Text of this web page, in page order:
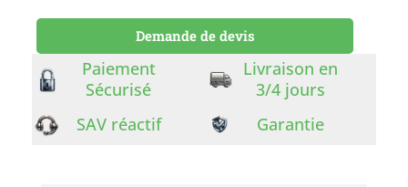
Demande de devis
Paiement
Sécurisé
Livraison en
3/4 jours
SAV réactif
Garantie